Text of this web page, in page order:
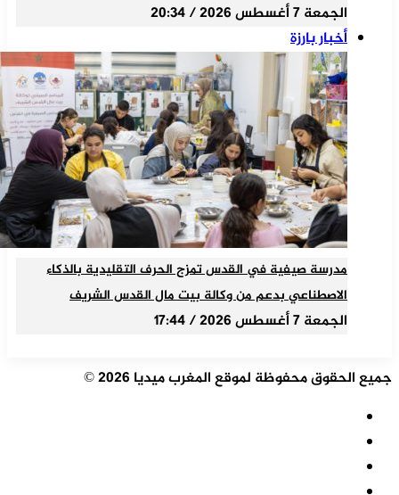
الجمعة 7 أغسطس 2026 / 20:34
أخبار بارزة
مدرسة صيفية في القدس تمزج الحرف التقليدية بالذكاء
الاصطناعي بدعم من وكالة بيت مال القدس الشريف
الجمعة 7 أغسطس 2026 / 17:44
جميع الحقوق محفوظة لموقع المغرب ميديا 2026 ©